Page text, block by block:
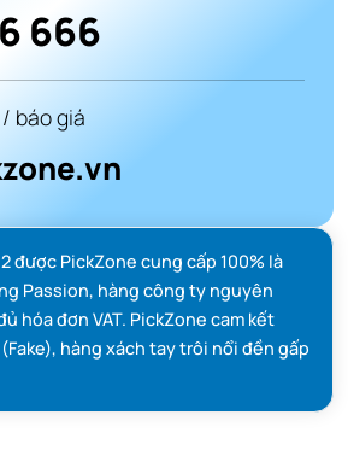
666
báo giá
được PickZone cung cấp 100% là
Passion, hàng công ty nguyên
hóa đơn VAT. PickZone cam kết
hàng xách tay trôi nổi đền gấp